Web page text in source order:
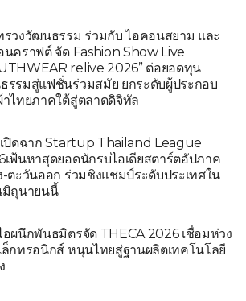
รวงวัฒนธรรม ร่วมกับ ไอคอนสยาม และ
นคราฟต์ จัด Fashion Show Live
relive 2026” ต่อยอดทุน
รรมสู่แฟชั่นร่วมสมัย ยกระดับผู้ประกอบ
าไทยภาคใต้สู่ตลาดดิจิทัล
ปิดฉาก Startup Thailand League
เฟ้นหาสุดยอดนักรบไอเดียสตาร์ตอัปภาค
-ตะวันออก ร่วมชิงแชมป์ระดับประเทศใน
มิถุนายนนี้
อผนึกพันธมิตรจัด THECA 2026 เชื่อมห่วง
ล็กทรอนิกส์ หนุนไทยสู่ฐานผลิตเทคโนโลยี